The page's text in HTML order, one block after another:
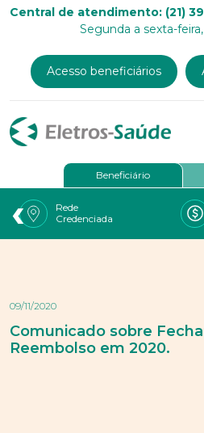
Central de atendimento: (21)
Segunda a sexta-
Acesso beneficiários
Beneficiário
Rede
Credenciada
‹
09/11/2020
Comunicado sobre
Reembolso em 2020.